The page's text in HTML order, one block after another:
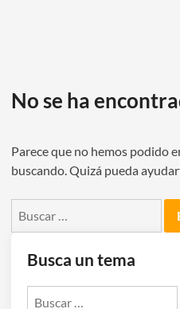
No se ha
Parece que no hemos podido
buscando. Quizá pueda
Busca un tema